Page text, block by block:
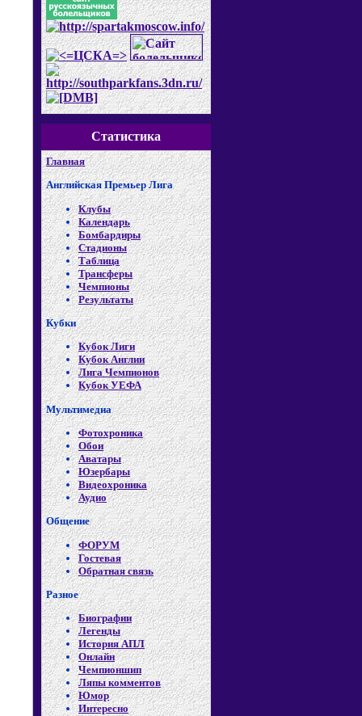
Статистика
Главная
Английская Премьер Лига
Клубы
Календарь
Бомбардиры
Стадионы
Таблица
Трансферы
Чемпионы
Результаты
Кубки
Кубок Лиги
Кубок Англии
Лига Чемпионов
Кубок УЕФА
Мультимедиа
Фотохроника
Обои
Аватары
Юзербары
Видеохроника
Аудио
Общение
ФОРУМ
Гостевая
Обратная связь
Разное
Биографии
Легенды
История АПЛ
Онлайн
Чемпионшип
Ляпы комментов
Юмор
Интересно